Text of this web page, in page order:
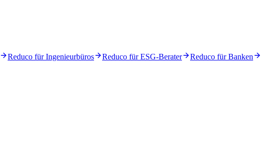
Reduco für Ingenieurbüros Reduco für ESG-Berater
Reduco für Banken